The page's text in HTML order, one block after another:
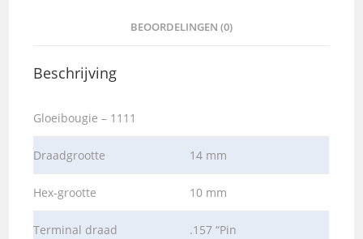
BEOORDELINGEN (0)
Beschrijving
Gloeibougie – 1111
Draadgrootte 14 mm
Hex-grootte 10 mm
Terminal draad .157 “Pin